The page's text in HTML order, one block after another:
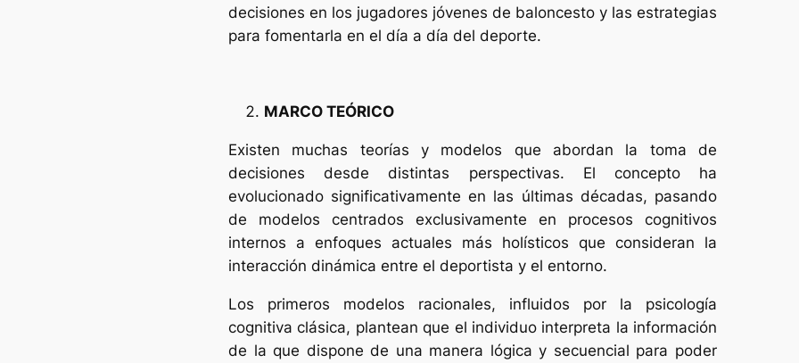
decisiones en los jugadores jóvenes de baloncesto y las estrategias
para fomentarla en el día a día del deporte.
MARCO TEÓRICO
Existen muchas teorías y modelos que abordan la toma de
decisiones desde distintas perspectivas. El concepto ha
evolucionado significativamente en las últimas décadas, pasando
de modelos centrados exclusivamente en procesos cognitivos
internos a enfoques actuales más holísticos que consideran la
interacción dinámica entre el deportista y el entorno.
Los primeros modelos racionales, influidos por la psicología
cognitiva clásica, plantean que el individuo interpreta la información
de la que dispone de una manera lógica y secuencial para poder